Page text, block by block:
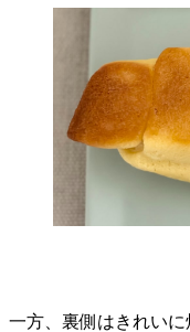
一方、裏側はきれいに